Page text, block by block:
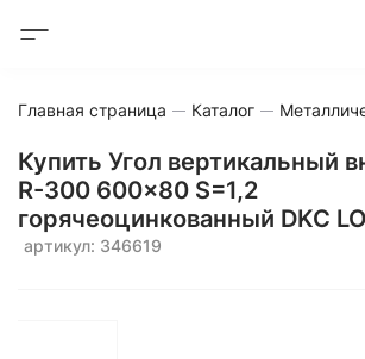
Главная страница Каталог
Купить Угол вертикальный
R-300 600x80 S=1,2
горячеоцинкованный DKC
артикул: 346619